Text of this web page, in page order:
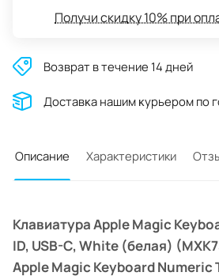
Получи скидку 10% при
Возврат в течение 14 дней
Доставĸа нашим ĸурьером по
Описание Характеристики
Клавиатура Apple Magic
ID, USB-C, White (белая)
Apple Magic Keyboard Numeric